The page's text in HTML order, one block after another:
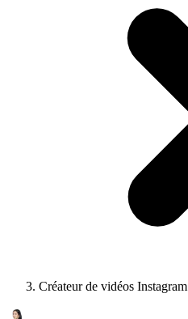
Créateur de vidéos Instagram